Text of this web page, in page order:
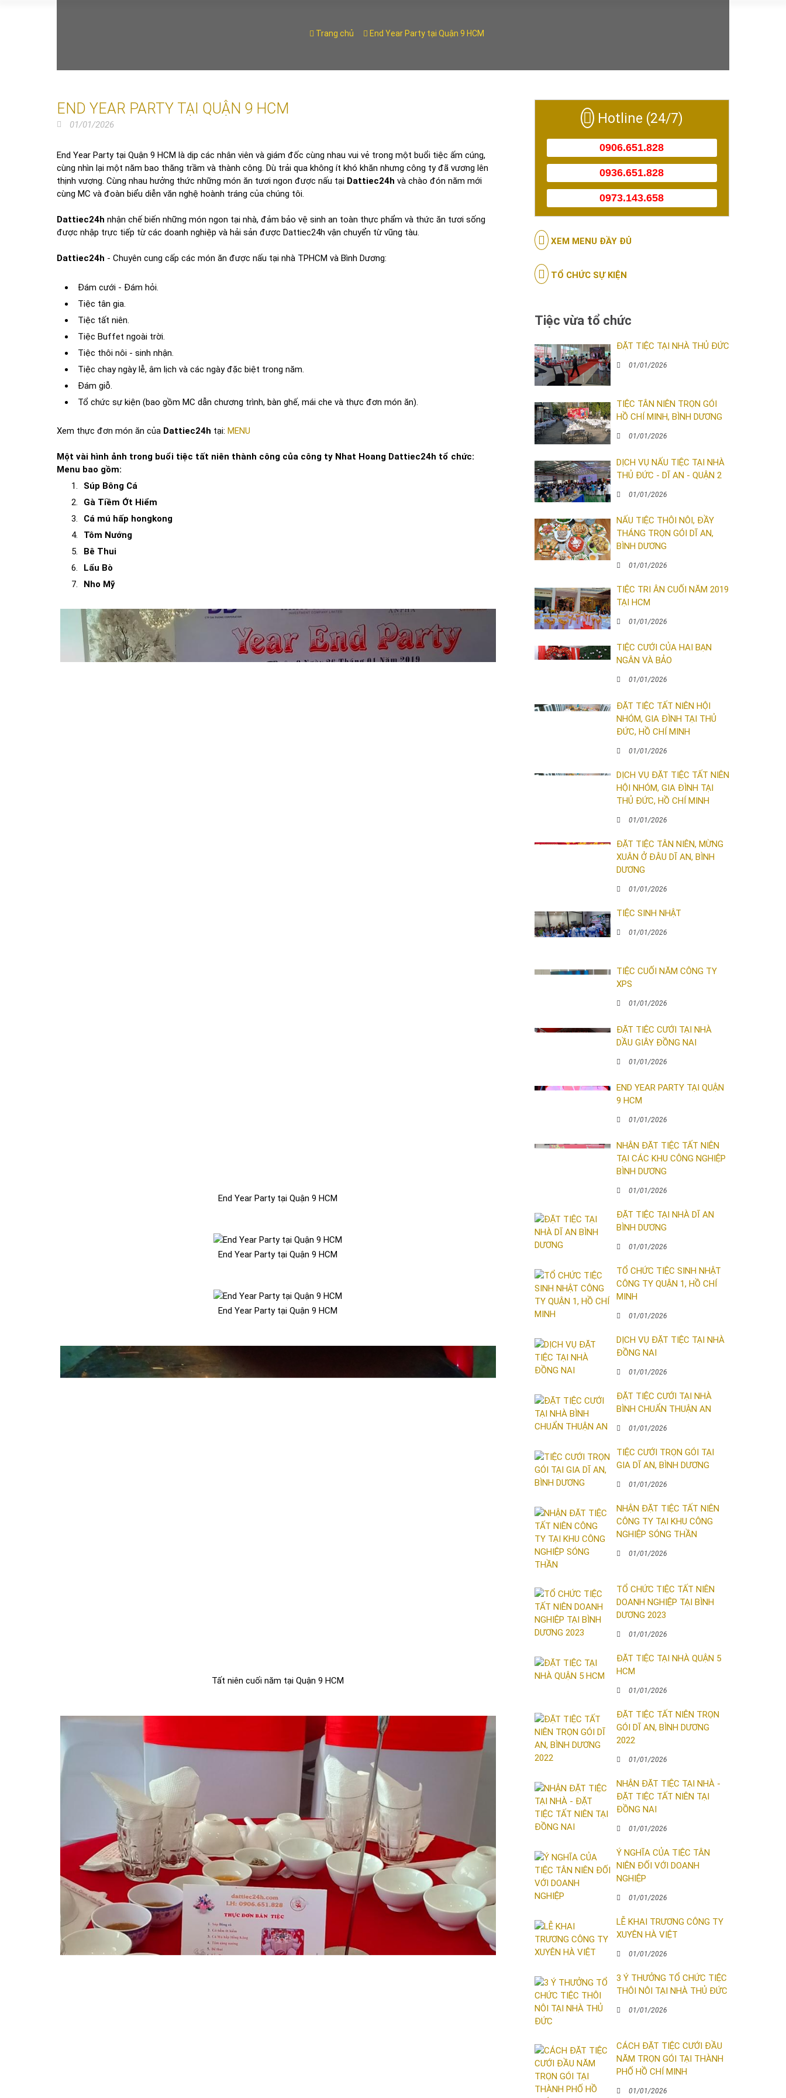
Trang chủ End Year Party tại Quận 9 HCM
END YEAR PARTY TẠI QUẬN 9 HCM
01/01/2026
End Year Party tại Quận 9 HCM là dịp các nhân viên và giám đốc cùng nhau vui vẻ trong một buổi tiệc ấm cúng,
cùng nhìn lại một năm bao thăng trầm và thành công. Dù trải qua không ít khó khăn nhưng công ty đã vương lên
thịnh vượng. Cùng nhau hưởng thức những món ăn tươi ngon được nấu tại Dattiec24h và chào đón năm mới
cùng MC và đoàn biểu diễn văn nghệ hoành tráng của chúng tôi.
Dattiec24hnhận chế biến những món ngon tại nhà, đảm bảo vệ sinh an toàn thực phẩm và thức ăn tươi sống
được nhập trực tiếp từ các doanh nghiệp và hải sản được Dattiec24h vận chuyển từ vũng tàu.
Dattiec24h - Chuyên cung cấp các món ăn được nấu tại nhà TPHCM và Bình Dương:
Đám cưới - Đám hỏi.
Tiệc tân gia.
Tiệc tất niên.
Tiệc Buffet ngoài trời.
Tiệc thôi nôi - sinh nhận.
Tiệc chay ngày lễ, âm lịch và các ngày đặc biệt trong năm.
Đám giỗ.
Tổ chức sự kiện (bao gồm MC dẫn chương trình, bàn ghế, mái che và thực đơn món ăn).
Xem thực đơn món ăn của Dattiec24h tại:MENU
Một vài hình ảnh trong buổi tiệc tất niên thành công của công ty Nhat Hoang Dattiec24h tổ chức:
Menu bao gồm:
Súp Bông Cá
Gà Tiềm Ớt Hiểm
Cá mú hấp hongkong
Tôm Nướng
Bê Thui
Lẩu Bò
Nho Mỹ
End Year Party tại Quận 9 HCM
End Year Party tại Quận 9 HCM
End Year Party tại Quận 9 HCM
Tất niên cuối năm tại Quận 9 HCM
Hotline (24/7)
0906.651.828
0936.651.828
0973.143.658
XEM MENU ĐẦY ĐỦ
TỔ CHỨC SỰ KIỆN
Tiệc vừa tổ chức
ĐẶT TIỆC TẠI NHÀ THỦ ĐỨC
01/01/2026
TIỆC TÂN NIÊN TRỌN GÓI
HỒ CHÍ MINH, BÌNH DƯƠNG
01/01/2026
DỊCH VỤ NẤU TIỆC TẠI NHÀ
THỦ ĐỨC - DĨ AN - QUẬN 2
01/01/2026
NẤU TIỆC THÔI NÔI, ĐẦY
THÁNG TRỌN GÓI DĨ AN,
BÌNH DƯƠNG
01/01/2026
TIỆC TRI ÂN CUỐI NĂM 2019
TẠI HCM
01/01/2026
TIỆC CƯỚI CỦA HAI BẠN
NGÂN VÀ BẢO
01/01/2026
ĐẶT TIỆC TẤT NIÊN HỘI
NHÓM, GIA ĐÌNH TẠI THỦ
ĐỨC, HỒ CHÍ MINH
01/01/2026
DỊCH VỤ ĐẶT TIỆC TẤT NIÊN
HỘI NHÓM, GIA ĐÌNH TẠI
THỦ ĐỨC, HỒ CHÍ MINH
01/01/2026
ĐẶT TIỆC TÂN NIÊN, MỪNG
XUÂN Ở ĐÂU DĨ AN, BÌNH
DƯƠNG
01/01/2026
TIỆC SINH NHẬT
01/01/2026
TIỆC CUỐI NĂM CÔNG TY
XPS
01/01/2026
ĐẶT TIỆC CƯỚI TẠI NHÀ
DẦU GIÂY ĐỒNG NAI
01/01/2026
END YEAR PARTY TẠI QUẬN
9 HCM
01/01/2026
NHẬN ĐẶT TIỆC TẤT NIÊN
TẠI CÁC KHU CÔNG NGHIỆP
BÌNH DƯƠNG
01/01/2026
ĐẶT TIỆC TẠI NHÀ DĨ AN
BÌNH DƯƠNG
01/01/2026
TỔ CHỨC TIỆC SINH NHẬT
CÔNG TY QUẬN 1, HỒ CHÍ
MINH
01/01/2026
DỊCH VỤ ĐẶT TIỆC TẠI NHÀ
ĐỒNG NAI
01/01/2026
ĐẶT TIỆC CƯỚI TẠI NHÀ
BÌNH CHUẨN THUẬN AN
01/01/2026
TIỆC CƯỚI TRỌN GÓI TẠI
GIA DĨ AN, BÌNH DƯƠNG
01/01/2026
NHẬN ĐẶT TIỆC TẤT NIÊN
CÔNG TY TẠI KHU CÔNG
NGHIỆP SÓNG THẦN
01/01/2026
TỔ CHỨC TIỆC TẤT NIÊN
DOANH NGHIỆP TẠI BÌNH
DƯƠNG 2023
01/01/2026
ĐẶT TIỆC TẠI NHÀ QUẬN 5
HCM
01/01/2026
ĐẶT TIỆC TẤT NIÊN TRỌN
GÓI DĨ AN, BÌNH DƯƠNG
2022
01/01/2026
NHẬN ĐẶT TIỆC TẠI NHÀ -
ĐẶT TIỆC TẤT NIÊN TẠI
ĐỒNG NAI
01/01/2026
Ý NGHĨA CỦA TIỆC TÂN
NIÊN ĐỐI VỚI DOANH
NGHIỆP
01/01/2026
LỄ KHAI TRƯƠNG CÔNG TY
XUYÊN HÀ VIỆT
01/01/2026
3 Ý THƯỞNG TỔ CHỨC TIỆC
THÔI NÔI TẠI NHÀ THỦ ĐỨC
01/01/2026
CÁCH ĐẶT TIỆC CƯỚI ĐẦU
NĂM TRỌN GÓI TẠI THÀNH
PHỐ HỒ CHÍ MINH
01/01/2026